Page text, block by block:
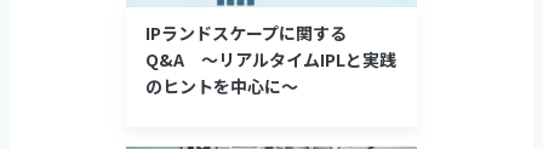
IPランドスケープに関する
Q&A ～リアルタイムIPLと実践
のヒントを中心に～